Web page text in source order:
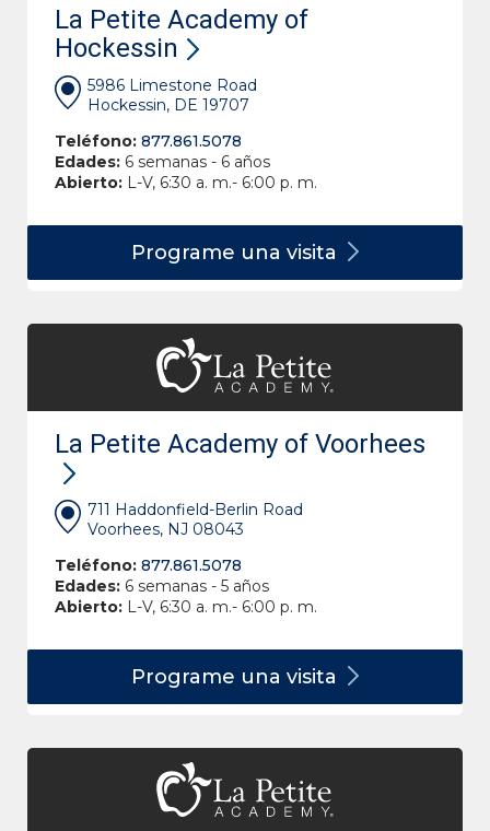
La Petite Academy of
Hockessin
5986 Limestone Road
Hockessin, DE 19707
Teléfono: 877.861.5078
Edades: 6 semanas - 6 años
Abierto: L-V, 6:30 a. m.- 6:00 p. m.
Programe una visita
La Petite Academy of Voorhees
711 Haddonfield-Berlin Road
Voorhees, NJ 08043
Teléfono: 877.861.5078
Edades: 6 semanas - 5 años
Abierto: L-V, 6:30 a. m.- 6:00 p. m.
Programe una visita